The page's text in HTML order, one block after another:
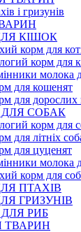
і гризунів
КІШОК
корм для
корм для
молока
для кошенят
для дорослих
СОБАК
корм для
для літніх
для цуценят
молока
корм для
ПТАХІВ
ГРИЗУНІВ
РИБ
ТВАРИН